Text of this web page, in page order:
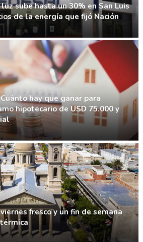
sube hasta un 30% en San Luis
de la energía que fijó Nación
hay que ganar para
hipotecario de USD 75.000 y
fresco y un fin de semana